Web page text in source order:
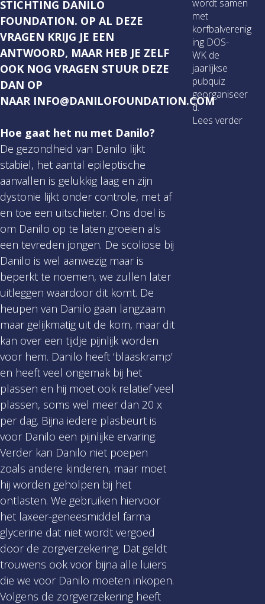
STICHTING DANILO
FOUNDATION. OP AL DEZE
VRAGEN KRIJG JE EEN
ANTWOORD, MAAR HEB JE ZELF
OOK NOG VRAGEN STUUR DEZE
DAN OP
NAAR INFO@DANILOFOUNDATION.COM
Hoe gaat het nu met Danilo?
De gezondheid van Danilo lijkt
stabiel, het aantal epileptische
aanvallen is gelukkig laag en zijn
dystonie lijkt onder controle, met af
en toe een uitschieter. Ons doel is
om Danilo op te laten groeien als
een tevreden jongen. De scoliose bij
Danilo is wel aanwezig maar is
beperkt te noemen, we zullen later
uitleggen waardoor dit komt. De
heupen van Danilo gaan langzaam
maar gelijkmatig uit de kom, maar dit
kan over een tijdje pijnlijk worden
voor hem. Danilo heeft ‘blaaskramp’
en heeft veel ongemak bij het
plassen en hij moet ook relatief veel
plassen, soms wel meer dan 20 x
per dag. Bijna iedere plasbeurt is
voor Danilo een pijnlijke ervaring.
Verder kan Danilo niet poepen
zoals andere kinderen, maar moet
hij worden geholpen bij het
ontlasten. We gebruiken hiervoor
het laxeer-geneesmiddel farma
glycerine dat niet wordt vergoed
door de zorgverzekering. Dat geldt
trouwens ook voor bijna alle luiers
die we voor Danilo moeten inkopen.
Volgens de zorgverzekering heeft
wordt samen
met
korfbalverenig
ing DOS-
WK de
jaarlijkse
pubquiz
georganiseer
d.
Lees verder